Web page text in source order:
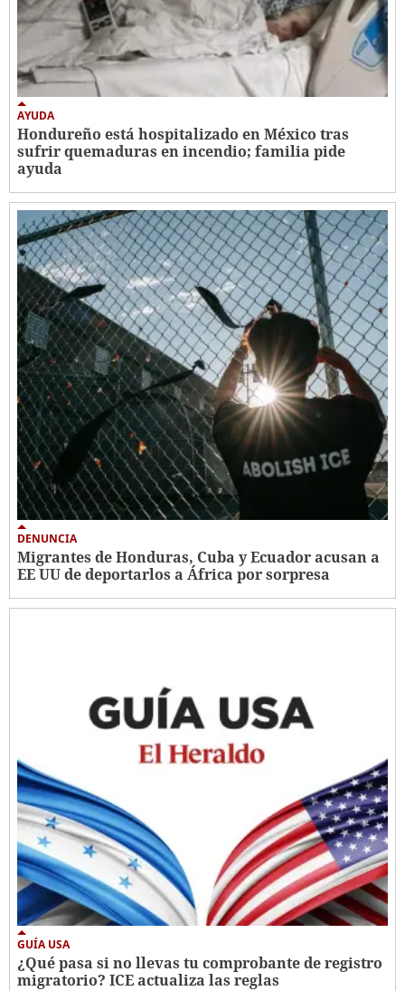
AYUDA
Hondureño está hospitalizado en México tras
sufrir quemaduras en incendio; familia pide
ayuda
DENUNCIA
Migrantes de Honduras, Cuba y Ecuador acusan a
EE UU de deportarlos a África por sorpresa
GUÍA USA
¿Qué pasa si no llevas tu comprobante de registro
migratorio? ICE actualiza las reglas